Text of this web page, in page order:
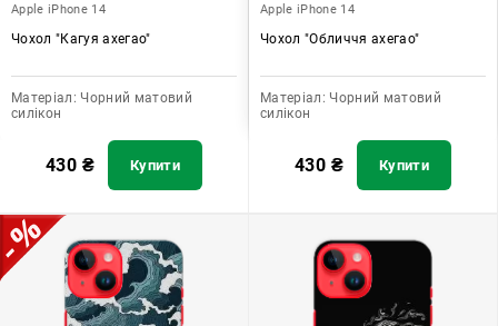
Apple iPhone 14
Чохол "Кагуя ахегао"
Матеріал: Чорний матовий
силікон
430 ₴ Купити
Apple iPhone 14
Чохол "Обличчя ахегао"
Матеріал: Чорний матовий
силікон
430 ₴ Купити